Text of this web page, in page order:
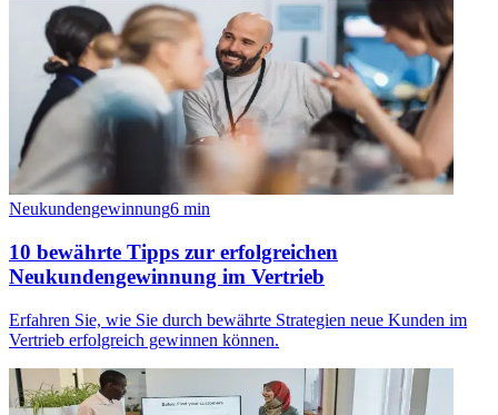
Neukundengewinnung6 min
10 bewährte Tipps zur erfolgreichen
Neukundengewinnung im Vertrieb
Erfahren Sie, wie Sie durch bewährte Strategien neue Kunden im
Vertrieb erfolgreich gewinnen können.